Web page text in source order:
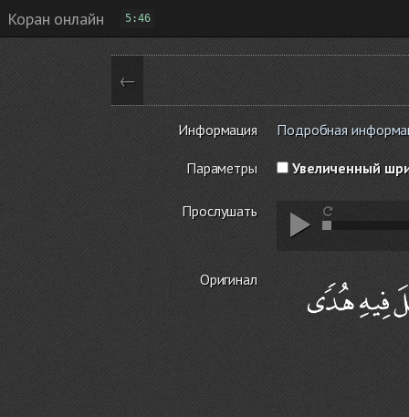
Коран онлайн 5:46
←
Информация Подробная
Параметры Увеличенный
Прослушать
Оригинал